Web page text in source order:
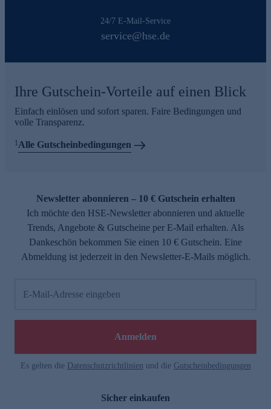
24/7 E-Mail-Service
service@hse.de
Ihre Gutschein-Vorteile auf einen Blick
Einfach einlösen und sofort sparen. Faire Bedingungen und
volle Transparenz.
1 Alle Gutscheinbedingungen
Newsletter abonnieren – 10 € Gutschein erhalten
Ich möchte den HSE-Newsletter abonnieren und aktuelle
Trends, Angebote & Gutscheine per E-Mail erhalten. Als
Dankeschön bekommen Sie einen 10 € Gutschein. Eine
Abmeldung ist jederzeit in den Newsletter-E-Mails möglich.
E-Mail-Adresse eingeben
Anmelden
Es gelten die Datenschutzrichtlinien und die Gutscheinbedingungen
Sicher einkaufen